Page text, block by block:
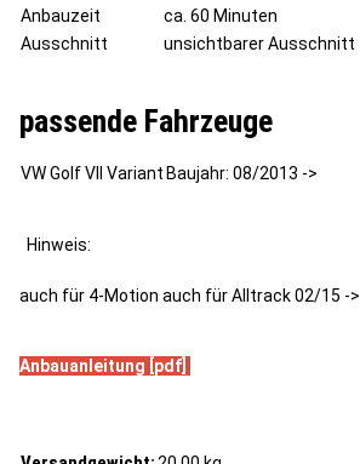
Anbauzeit
ca. 60 Minuten
Ausschnitt
unsichtbarer Ausschnitt
passende Fahrzeuge
VW Golf VII VariantBaujahr: 08/2013 ->
Hinweis:
auch für 4-Motion auch für Alltrack 02/15 ->
Anbauanleitung [pdf]